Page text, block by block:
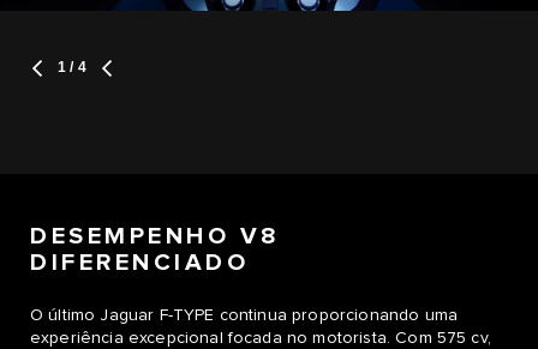
1 / 4
DESEMPENHO V8
DIFERENCIADO
O último Jaguar F-TYPE continua proporcionando uma
experiência excepcional focada no motorista. Com 575 cv,